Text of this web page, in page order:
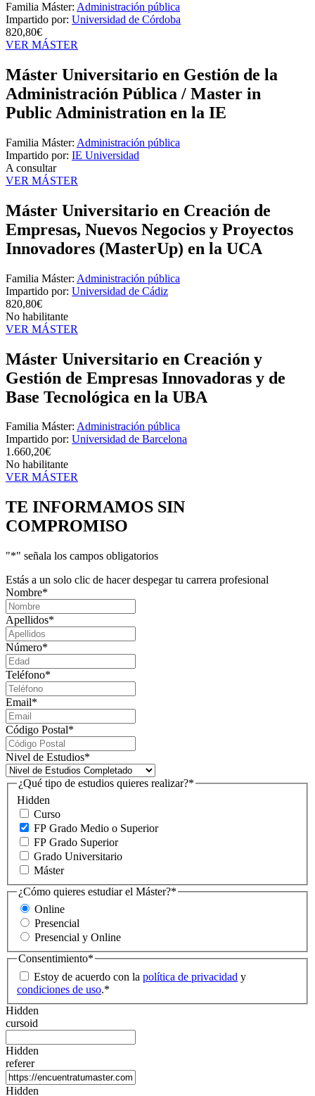
Familia Máster: Administración pública
Impartido por: Universidad de Córdoba
820,80€
VER MÁSTER
Máster Universitario en Gestión de la
Administración Pública / Master in
Public Administration en la IE
Familia Máster: Administración pública
Impartido por: IE Universidad
A consultar
VER MÁSTER
Máster Universitario en Creación de
Empresas, Nuevos Negocios y Proyectos
Innovadores (MasterUp) en la UCA
Familia Máster: Administración pública
Impartido por: Universidad de Cádiz
820,80€
No habilitante
VER MÁSTER
Máster Universitario en Creación y
Gestión de Empresas Innovadoras y de
Base Tecnológica en la UBA
Familia Máster: Administración pública
Impartido por: Universidad de Barcelona
1.660,20€
No habilitante
VER MÁSTER
TE INFORMAMOS SIN
COMPROMISO
"*" señala los campos obligatorios
Estás a un solo clic de hacer despegar tu carrera profesional
Nombre*
Apellidos*
Número*
Teléfono*
Email*
Código Postal*
Nivel de Estudios*
Hidden
¿Qué tipo de estudios quieres realizar?*
Curso
FP Grado Medio o Superior
FP Grado Superior
Grado Universitario
Máster
¿Cómo quieres estudiar el Máster?*
Online
Presencial
Presencial y Online
Consentimiento*
Estoy de acuerdo con la política de privacidad y
condiciones de uso.*
Hidden
cursoid
Hidden
referer
Hidden